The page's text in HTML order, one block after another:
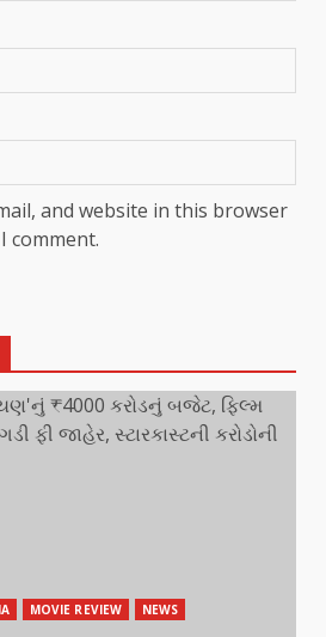
and website in this browser
comment.
MOVIE REVIEW
NEWS